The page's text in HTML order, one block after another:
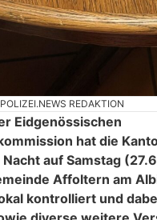
POLIZEI.NEWS REDAKTION
Eidgenössischen
hat die
auf Samstag
Affoltern am
kontrolliert und